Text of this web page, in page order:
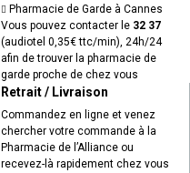
Pharmacie de Garde à Cannes
Vous pouvez contacter le 32 37
(audiotel 0,35€ ttc/min), 24h/24
afin de trouver la pharmacie de
garde proche de chez vous
Retrait / Livraison
Commandez en ligne et venez
chercher votre commande à la
Pharmacie de l’Alliance ou
recevez-là rapidement chez vous